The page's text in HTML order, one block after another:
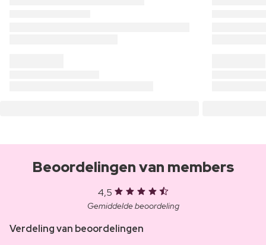
Beoordelingen van members
4,5
Gemiddelde beoordeling
Verdeling van beoordelingen